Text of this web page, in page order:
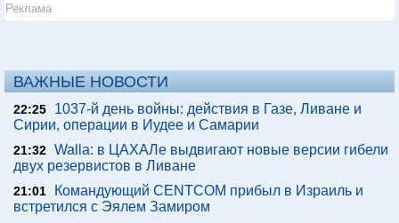
Реклама
ВАЖНЫЕ НОВОСТИ
22:25
1037-й день войны: действия в Газе, Ливане и
Сирии, операции в Иудее и Самарии
21:32 Walla: в ЦАХАЛе выдвигают новые версии гибели
двух резервистов в Ливане
21:01
Командующий CENTCOM прибыл в Израиль и
встретился с Эялем Замиром